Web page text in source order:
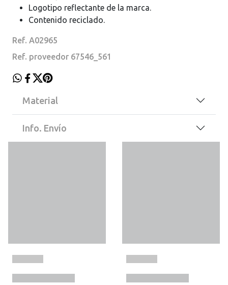
Logotipo reflectante de la marca.
Contenido reciclado.
Ref. A02965
Ref. proveedor 67546_561
Material
Info. Envío